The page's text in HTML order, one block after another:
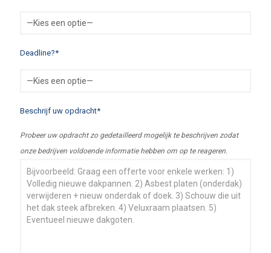
Deadline?*
Beschrijf uw opdracht*
Probeer uw opdracht zo gedetailleerd mogelijk te beschrijven zodat
onze bedrijven voldoende informatie hebben om op te reageren.